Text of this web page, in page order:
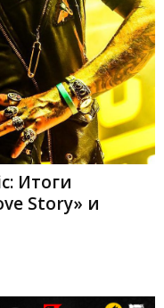
Итоги
Story» и